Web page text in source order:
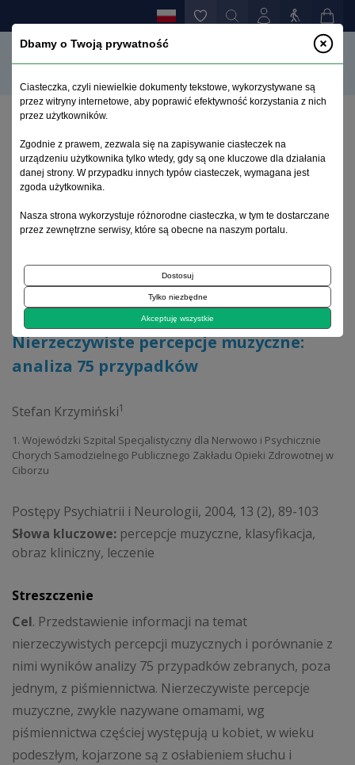
Nierzeczywiste percepcje muzyczne: analiza 75
przypadków
Archiwum 1992–2014
2004, tom 13, zeszyt 2
Artykuł oryginalny
Nierzeczywiste percepcje muzyczne:
analiza 75 przypadków
Stefan Krzymiński1
1. Wojewódzki Szpital Specjalistyczny dla Nerwowo i Psychicznie
Chorych Samodzielnego Publicznego Zakładu Opieki Zdrowotnej w
Ciborzu
Postępy Psychiatrii i Neurologii, 2004, 13 (2), 89-103
Słowa kluczowe: percepcje muzyczne, klasyfikacja,
obraz kliniczny, leczenie
Streszczenie
Cel. Przedstawienie informacji na temat
nierzeczywistych percepcji muzycznych i porównanie z
nimi wyników analizy 75 przypadków zebranych, poza
jednym, z piśmiennictwa. Nierzeczywiste percepcje
muzyczne, zwykle nazywane omamami, wg
piśmiennictwa częściej występują u kobiet, w wieku
podeszłym, kojarzone są z osłabieniem słuchu i
Dbamy o Twoją prywatność
Ciasteczka, czyli niewielkie dokumenty tekstowe, wykorzystywane są
przez witryny internetowe, aby poprawić efektywność korzystania z nich
przez użytkowników.
Zgodnie z prawem, zezwala się na zapisywanie ciasteczek na
urządzeniu użytkownika tylko wtedy, gdy są one kluczowe dla działania
danej strony. W przypadku innych typów ciasteczek, wymagana jest
zgoda użytkownika.
Nasza strona wykorzystuje różnorodne ciasteczka, w tym te dostarczane
przez zewnętrzne serwisy, które są obecne na naszym portalu.
Dostosuj
Tylko niezbędne
Akceptuję wszystkie